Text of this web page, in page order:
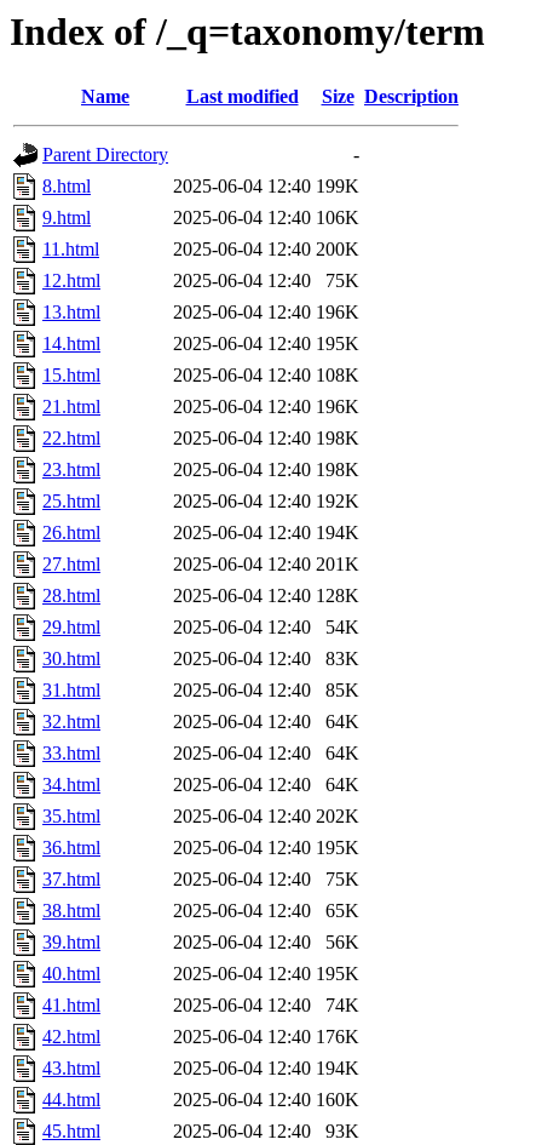
Index of /_q=taxonomy/term
Name Last modified Size Description
Parent Directory
-
8.html
2025-06-04 12:40 199K
9.html
2025-06-04 12:40 106K
11.html
2025-06-04 12:40 200K
12.html
2025-06-04 12:40
75K
13.html
2025-06-04 12:40 196K
14.html
2025-06-04 12:40 195K
15.html
2025-06-04 12:40 108K
21.html
2025-06-04 12:40 196K
22.html
2025-06-04 12:40 198K
23.html
2025-06-04 12:40 198K
25.html
2025-06-04 12:40 192K
26.html
2025-06-04 12:40 194K
27.html
2025-06-04 12:40 201K
28.html
2025-06-04 12:40 128K
29.html
2025-06-04 12:40
54K
30.html
2025-06-04 12:40
83K
31.html
2025-06-04 12:40
85K
32.html
2025-06-04 12:40
64K
33.html
2025-06-04 12:40
64K
34.html
2025-06-04 12:40
64K
35.html
2025-06-04 12:40 202K
36.html
2025-06-04 12:40 195K
37.html
2025-06-04 12:40
75K
38.html
2025-06-04 12:40
65K
39.html
2025-06-04 12:40
56K
40.html
2025-06-04 12:40 195K
41.html
2025-06-04 12:40
74K
42.html
2025-06-04 12:40 176K
43.html
2025-06-04 12:40 194K
44.html
2025-06-04 12:40 160K
45.html
2025-06-04 12:40
93K